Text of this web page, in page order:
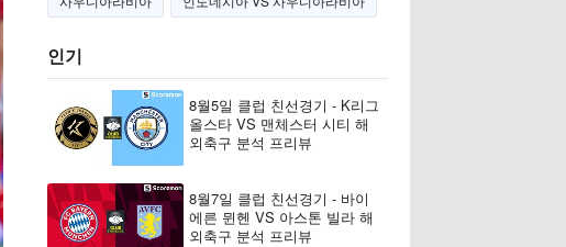
인기
8월5일 클럽 친선경기 - K리그
올스타 VS 맨체스터 시티 해
외축구 분석 프리뷰
8월7일 클럽 친선경기 - 바이
에른 뮌헨 VS 아스톤 빌라 해
외축구 분석 프리뷰